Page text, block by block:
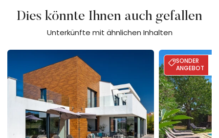
Dies könnte Ihnen auch gefallen
Unterkünfte mit ähnlichen Inhalten
Villa Aria
SONDER
ANGEBOT
Villa Sherpa